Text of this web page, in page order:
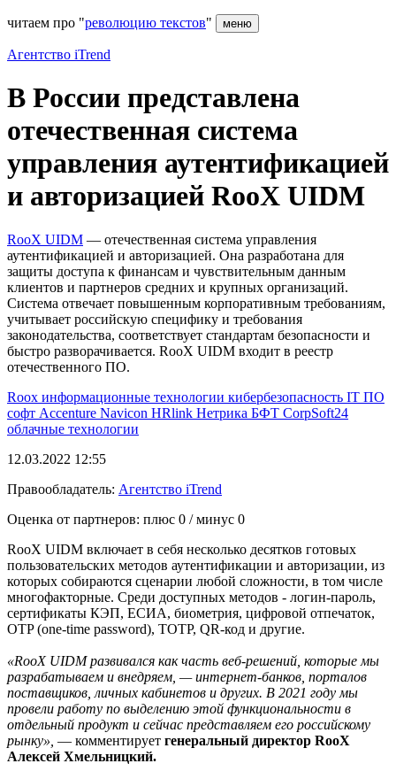
читаем про "революцию текстов" меню
Агентство iTrend
В России представлена
отечественная система
управления аутентификацией
и авторизацией RooX UIDM
RooX UIDM — отечественная система управления
аутентификацией и авторизацией. Она разработана для
защиты доступа к финансам и чувствительным данным
клиентов и партнеров средних и крупных организаций.
Система отвечает повышенным корпоративным требованиям,
учитывает российскую специфику и требования
законодательства, соответствует стандартам безопасности и
быстро разворачивается. RooX UIDM входит в реестр
отечественного ПО.
Roox информационные технологии кибербезопасность IT ПО
софт Accenture Navicon HRlink Нетрика БФТ CorpSoft24
облачные технологии
12.03.2022 12:55
Правообладатель: Агентство iTrend
Оценка от партнеров: плюс 0 / минус 0
RooX UIDM включает в себя несколько десятков готовых
пользовательских методов аутентификации и авторизации, из
которых собираются сценарии любой сложности, в том числе
многофакторные. Среди доступных методов - логин-пароль,
сертификаты КЭП, ЕСИА, биометрия, цифровой отпечаток,
OTP (one-time password), TOTP, QR-код и другие.
«RooX UIDM развивался как часть веб-решений, которые мы
разрабатываем и внедряем, — интернет-банков, порталов
поставщиков, личных кабинетов и других. В 2021 году мы
провели работу по выделению этой функциональности в
отдельный продукт и сейчас представляем его российскому
рынку», — комментирует генеральный директор RooX
Алексей Хмельницкий.